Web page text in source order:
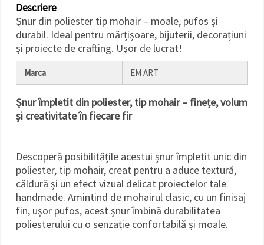
Descriere
Șnur din poliester tip mohair – moale, pufos și
durabil. Ideal pentru mărțișoare, bijuterii, decorațiuni
și proiecte de crafting. Ușor de lucrat!
Marca EM ART
Șnur împletit din poliester, tip mohair – finețe, volum
și creativitate în fiecare fir
Descoperă posibilitățile acestui șnur împletit unic din
poliester, tip mohair, creat pentru a aduce textură,
căldură și un efect vizual delicat proiectelor tale
handmade. Amintind de mohairul clasic, cu un finisaj
fin, ușor pufos, acest șnur îmbină durabilitatea
poliesterului cu o senzație confortabilă și moale.